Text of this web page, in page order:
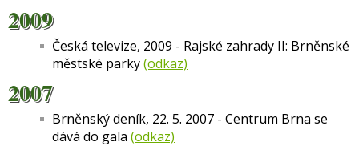
2009
Česká televize, 2009 - Rajské zahrady II: Brněnské
městské parky(odkaz)
2007
Brněnský deník, 22. 5. 2007 - Centrum Brna se
dává do gala (odkaz)